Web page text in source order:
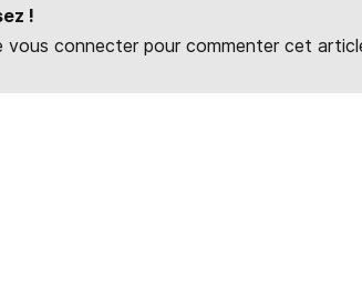
!
vous connecter pour commenter cet